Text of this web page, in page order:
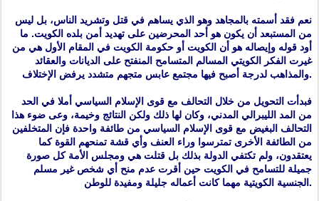
نعم فقد أسمته بالمجاهد وهو الذي يساهم في قتل وتشريد الناس، بل ليس
من المستبعد أن يكون هو أحد المحرضين على تهديد أمن بلده الكويت. ما
أود قوله وإيصاله هو أن الكويت أو حكومة الكويت في المقام الأول هي من
غيرت الفكر الكويتي المسالم المتسامح المنفتح على الديانات والعقائد
والمذاهب لدرجة أصبح فيها مجتمع عابس متجهم متشدد يرفض الإختلاف.
فبدأت التحويل من خلال التحالف مع قوى الإسلام السياسي أملا في الحد
من المد الليبرالي المدني، وكان لها ذلك ولكن النتائج وخيمة، وعى ضوء هذا
التحالف البغيض مع قوى الإسلام السياسي من طائفة واحدة فإن المتخلفين
من الطائفة الأخرى تمترسوا وراء العنف وأي قشة تمنحهم القوة كما
يعتقدون، ولم تكتفي الدولة بذلك بل قتلت هي ومجلس الأمة كل صورة
جميلة للتسامح في الكويت حين أقرت عدم منح أي شخص غير مسلم
الجنسية الكويتية مهما كانت أعماله جليلة ومفيدة للوطن.